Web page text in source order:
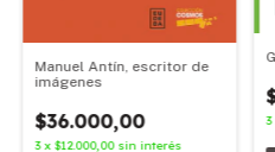
Manuel Antín, escritor de
imágenes
$36.000,00
3 x $12.000,00 sin interés
3